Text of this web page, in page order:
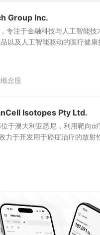
Group Inc.
专注于金融科技与人工智能技
以及人工智能驱动的医疗健康
念股
Isotopes Pty Ltd.
于澳大利亚悉尼，利用靶向α
力于开发用于癌症治疗的放射